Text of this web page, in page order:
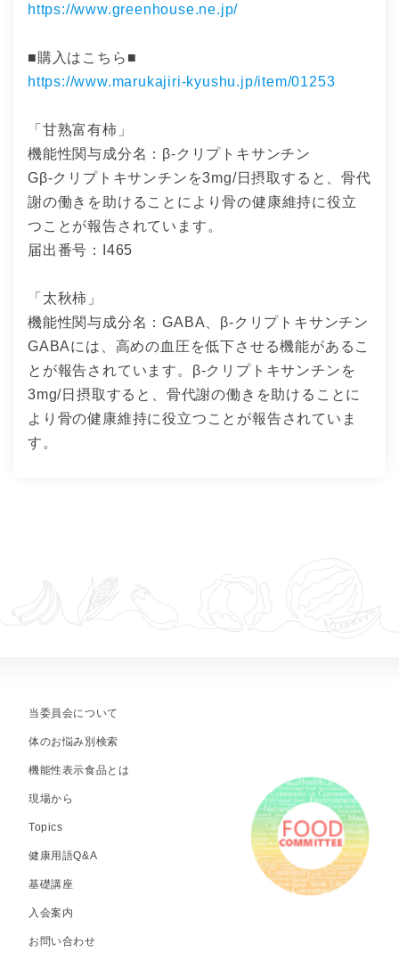
https://www.greenhouse.ne.jp/
■購入はこちら■
https://www.marukajiri-kyushu.jp/item/01253
「甘熟富有柿」
機能性関与成分名：β-クリプトキサンチン
Gβ-クリプトキサンチンを3mg/日摂取すると、骨代
謝の働きを助けることにより骨の健康維持に役立
つことが報告されています。
届出番号：I465
「太秋柿」
機能性関与成分名：GABA、β-クリプトキサンチン
GABAには、高めの血圧を低下させる機能があるこ
とが報告されています。β-クリプトキサンチンを
3mg/日摂取すると、骨代謝の働きを助けることに
より骨の健康維持に役立つことが報告されていま
す。
当委員会について
体のお悩み別検索
機能性表示食品とは
現場から
Topics
健康用語Q&A
基礎講座
入会案内
お問い合わせ